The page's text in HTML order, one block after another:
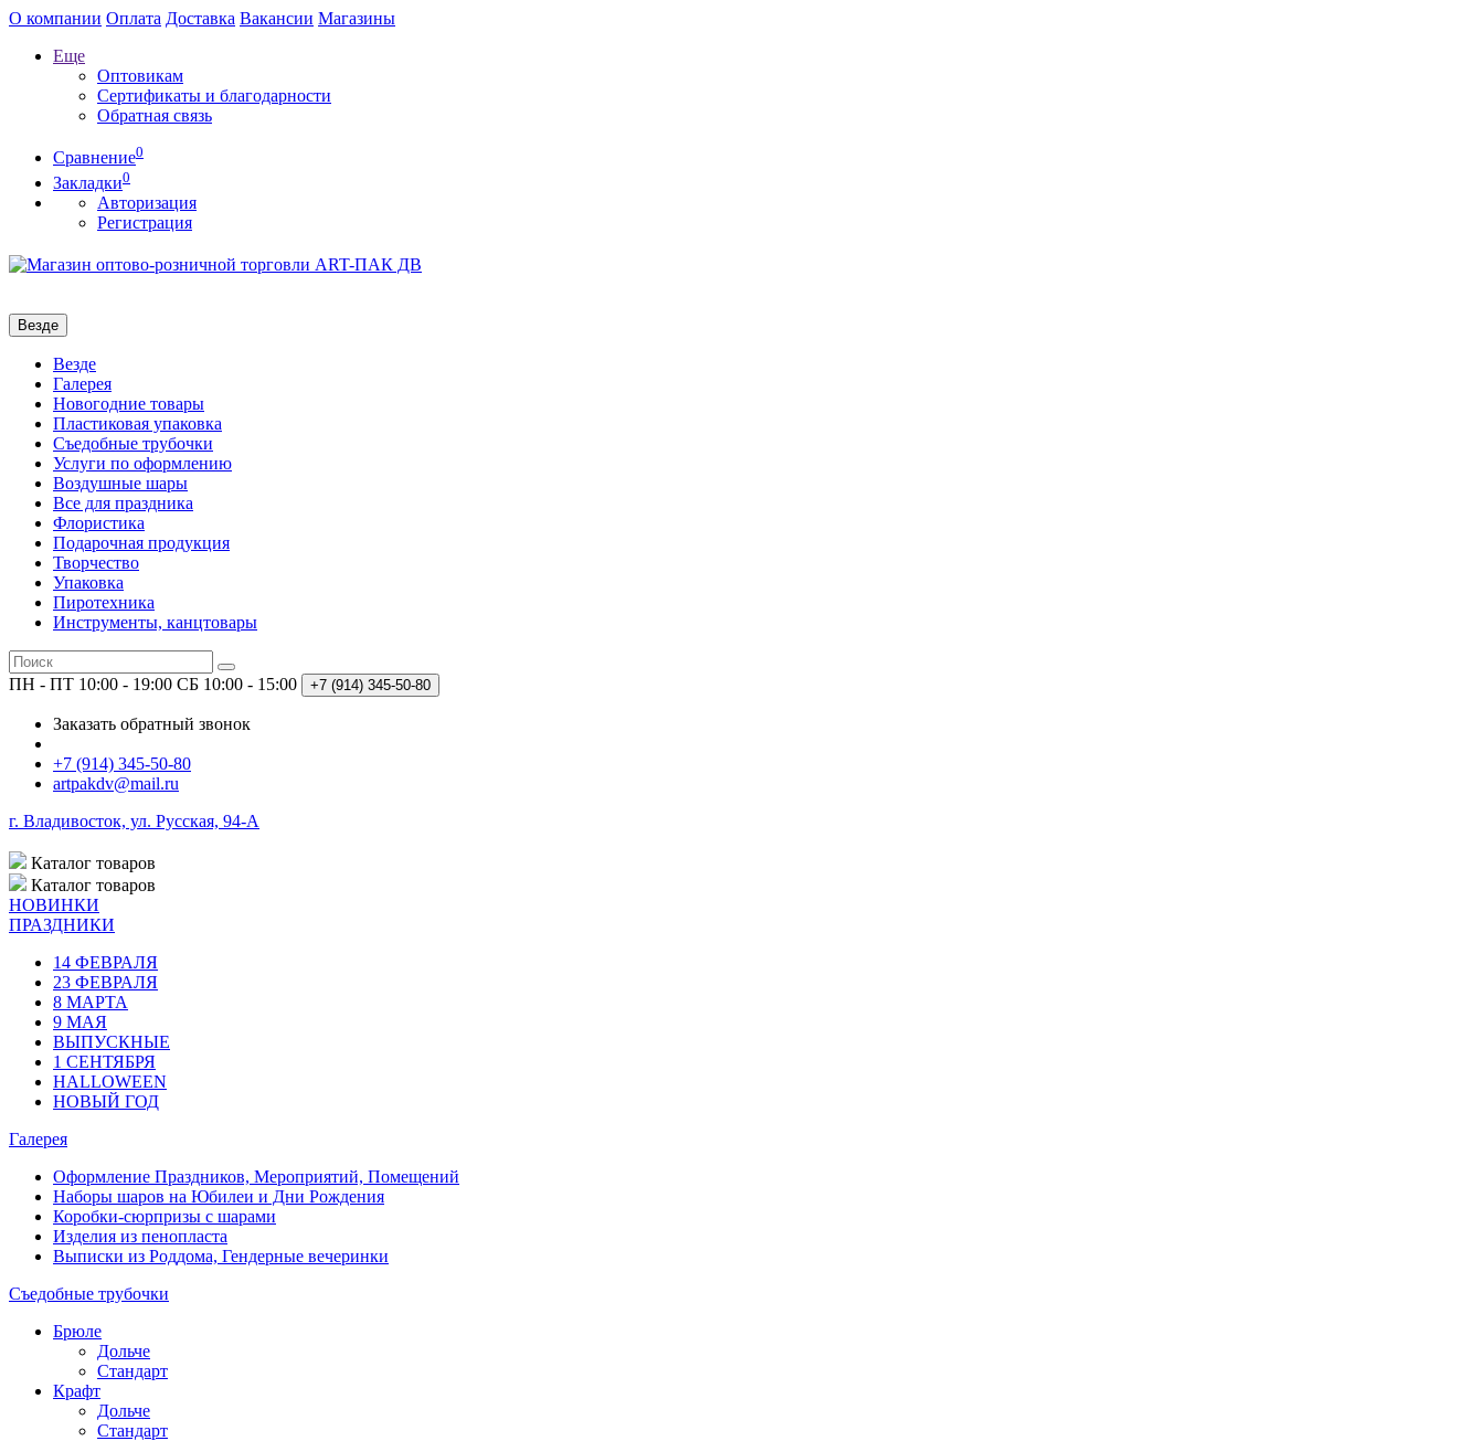
О компании Оплата Доставка Вакансии Магазины
Еще
Оптовикам
Сертификаты и благодарности
Обратная связь
Сравнение0
Закладки0
Авторизация
Регистрация
Везде
Везде
Галерея
Новогодние товары
Пластиковая упаковка
Съедобные трубочки
Услуги по оформлению
Воздушные шары
Все для праздника
Флористика
Подарочная продукция
Творчество
Упаковка
Пиротехника
Инструменты, канцтовары
ПН - ПТ 10:00 - 19:00 СБ 10:00 - 15:00 +7 (914) 345-50-80
Заказать обратный звонок
+7 (914) 345-50-80
artpakdv@mail.ru
г. Владивосток, ул. Русская, 94-А
Каталог товаров
Каталог товаров
НОВИНКИ
ПРАЗДНИКИ
14 ФЕВРАЛЯ
23 ФЕВРАЛЯ
8 МАРТА
9 МАЯ
ВЫПУСКНЫЕ
1 СЕНТЯБРЯ
HALLOWEEN
НОВЫЙ ГОД
Галерея
Оформление Праздников, Мероприятий, Помещений
Наборы шаров на Юбилеи и Дни Рождения
Коробки-сюрпризы с шарами
Изделия из пенопласта
Выписки из Роддома, Гендерные вечеринки
Съедобные трубочки
Брюле
Дольче
Стандарт
Крафт
Дольче
Стандарт